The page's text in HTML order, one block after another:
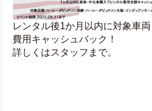
レンタル後1か月以内に対象車
費用キャッシュバック！
詳しくはスタッフまで。